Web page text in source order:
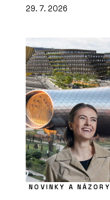
29. 7. 2026
NOVINKY A NÁZORY